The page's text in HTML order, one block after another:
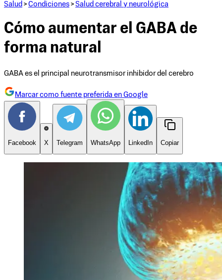
Salud > Condiciones > Salud cerebral y neurológica
Cómo aumentar el GABA de
forma natural
GABA es el principal neurotransmisor inhibidor del cerebro
Marcar como fuente preferida en Google
Facebook X Telegram WhatsApp LinkedIn Copiar